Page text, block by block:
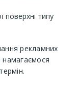
поверхні типу
рекламних
намагаємося